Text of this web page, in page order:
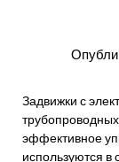
Задвижки с
эффективное
используются